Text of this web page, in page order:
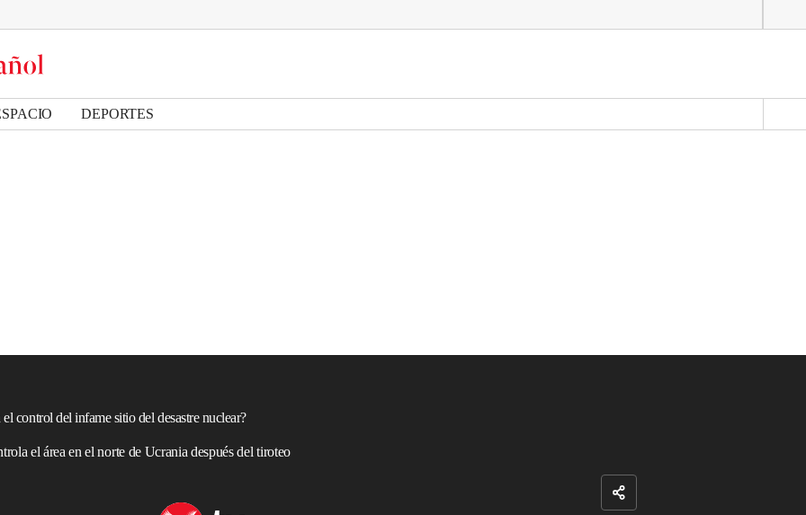
DEPORTES
control del infame sitio del desastre nuclear?
el área en el norte de Ucrania después del tiroteo